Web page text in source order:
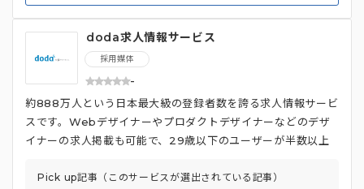
用＋成功報酬型の料金体系を採用しているのも魅力です。
doda求人情報サービス
採用媒体
-
約888万人という日本最大級の登録者数を誇る求人情報サービ
スです。Webデザイナーやプロダクトデザイナーなどのデザ
イナーの求人掲載も可能で、29歳以下のユーザーが半数以上
人数のスポット採用から大人数採用まで多様な掲載プランが用
Pick up記事（このサービスが選出されている記事）